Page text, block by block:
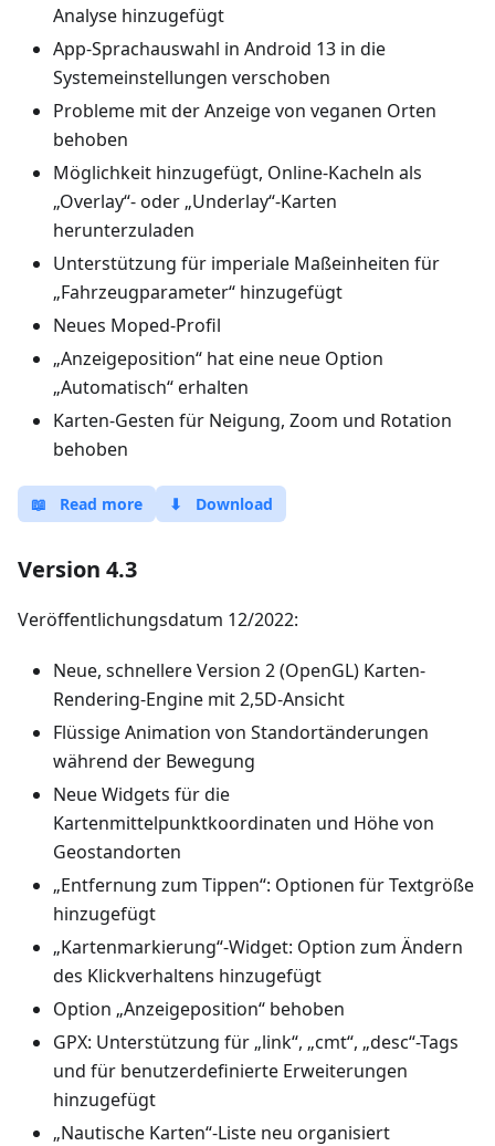
Analyse hinzugefügt
App-Sprachauswahl in Android 13 in die
Systemeinstellungen verschoben
Probleme mit der Anzeige von veganen Orten
behoben
Möglichkeit hinzugefügt, Online-Kacheln als
„Overlay“- oder „Underlay“-Karten
herunterzuladen
Unterstützung für imperiale Maßeinheiten für
„Fahrzeugparameter“ hinzugefügt
Neues Moped-Profil
„Anzeigeposition“ hat eine neue Option
„Automatisch“ erhalten
Karten-Gesten für Neigung, Zoom und Rotation
behoben
📖 Read more ⬇ Download
Version 4.3
Veröffentlichungsdatum 12/2022:
Neue, schnellere Version 2 (OpenGL) Karten-
Rendering-Engine mit 2,5D-Ansicht
Flüssige Animation von Standortänderungen
während der Bewegung
Neue Widgets für die
Kartenmittelpunktkoordinaten und Höhe von
Geostandorten
„Entfernung zum Tippen“: Optionen für Textgröße
hinzugefügt
„Kartenmarkierung“-Widget: Option zum Ändern
des Klickverhaltens hinzugefügt
Option „Anzeigeposition“ behoben
GPX: Unterstützung für „link“, „cmt“, „desc“-Tags
und für benutzerdefinierte Erweiterungen
hinzugefügt
„Nautische Karten“-Liste neu organisiert